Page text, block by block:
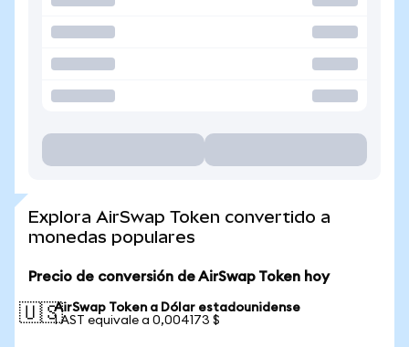
Explora AirSwap Token convertido a
monedas populares
Precio de conversión de AirSwap Token hoy
🇺🇸AirSwap Token a Dólar estadounidense
1 AST equivale a 0,004173 $